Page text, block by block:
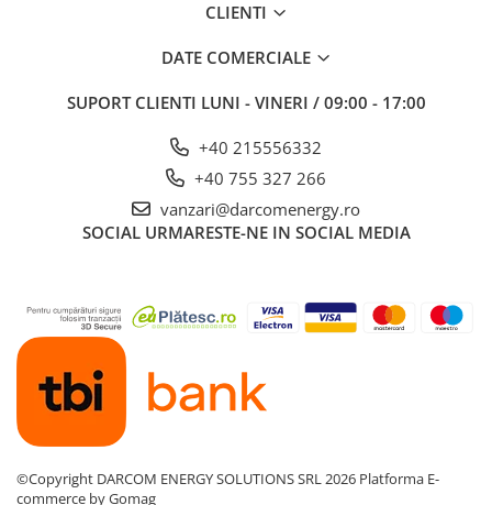
CLIENTI
DATE COMERCIALE
SUPORT CLIENTI LUNI - VINERI / 09:00 - 17:00
+40 215556332
+40 755 327 266
vanzari@darcomenergy.ro
SOCIAL URMARESTE-NE IN SOCIAL MEDIA
©Copyright DARCOM ENERGY SOLUTIONS SRL 2026 Platforma E-
commerce by Gomag